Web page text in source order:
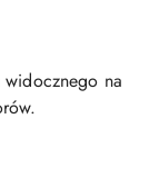
na